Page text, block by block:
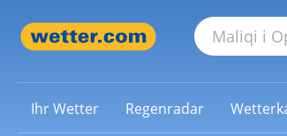
Ihr Wetter Regenradar